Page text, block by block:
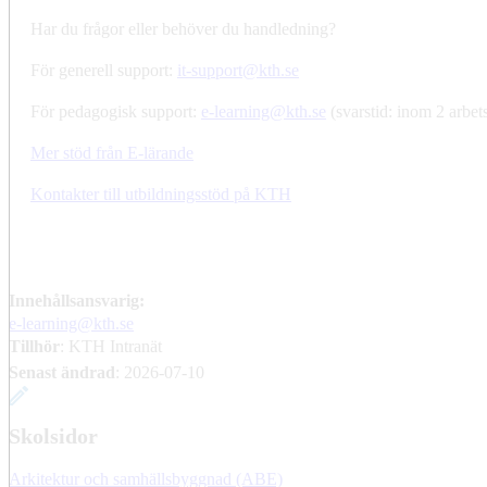
Har du frågor eller behöver du handledning?
För generell support: it-support@kth.se
För pedagogisk support: e-learning@kth.se (svarstid: inom 2
Mer stöd från E-lärande
Kontakter till utbildningsstöd på KTH
Innehållsansvarig:
e-learning@kth.se
Tillhör
: KTH Intranät
Senast ändrad
2026-07-10
Skolsidor
Arkitektur och samhällsbyggnad (ABE)